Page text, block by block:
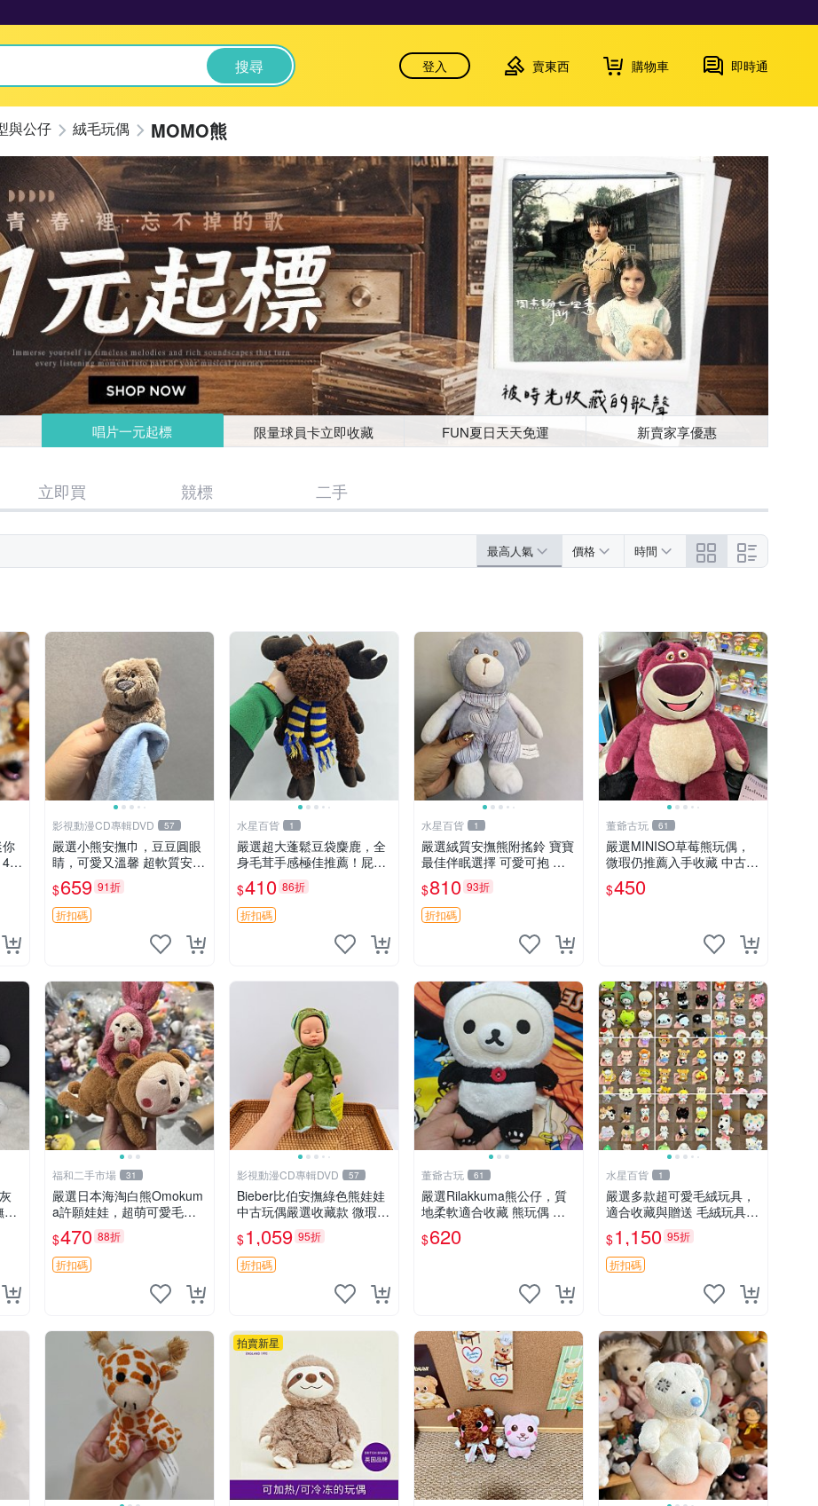
搜尋 登入 賣東西 購物車 即時通
與公仔 絨毛玩偶 MOMO熊
唱片一元起標 限量球員卡立即收藏 FUN夏日天天免運 新賣家享優惠
立即買 競標 二手
最高人氣 價格 時間
影視動漫CD專輯DVD 57
嚴選小熊安撫巾，豆豆圓眼
睛，可愛又溫馨 超軟質安撫
巾，豆豆設計，哄睡好幫手
約克豆豆眼安撫巾 數碼豆豆
眼
$659 91折
折扣碼
水星百貨 1
嚴選超大蓬鬆豆袋麋鹿，全
身毛茸手感極佳推薦！屁股
與四肢填充均勻，適合收藏
與孩童共賞。 麋鹿 豆袋 毛
茸玩具
$410 86折
折扣碼
水星百貨 1
嚴選絨質安撫熊附搖鈴 寶寶
最佳伴眠選擇 可愛可抱 絨
毛玩具 安撫熊 嬰兒用
$810 93折
折扣碼
董爺古玩 61
嚴選MINISO草莓熊玩偶，
微瑕仍推薦入手收藏 中古 M
INISO 草莓熊 玩具 收藏
$450
逗
福和二手市場 31
嚴選日本海淘白熊Omokum
a許願娃娃，超萌可愛毛絨
公仔推薦收藏 白熊 Omoku
ma 毛絨玩具 偽裝娃娃 玩具
擺飾
$470 88折
折扣碼
影視動漫CD專輯DVD 57
Bieber比伯安撫綠色熊娃娃
中古玩偶嚴選收藏款 微瑕輕
度使用 Bieber綠熊娃娃 中
古玩偶 微瑕
$1,059 95折
折扣碼
董爺古玩 61
嚴選Rilakkuma熊公仔，質
地柔軟適合收藏 熊玩偶 柔
軟 公仔 收藏
$620
水星百貨 1
嚴選多款超可愛毛絨玩具，
適合收藏與贈送 毛絨玩具、
抱枕、公仔
$1,150 95折
折扣碼
拍賣新星